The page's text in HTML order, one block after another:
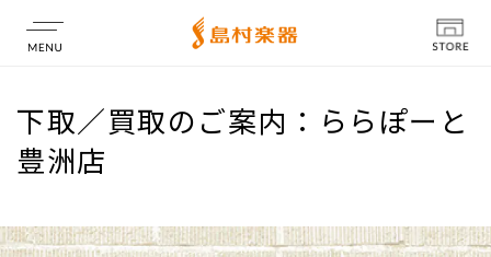
店舗情報
下取／買取のご案内：ららぽーと
豊洲店